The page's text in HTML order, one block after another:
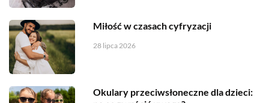
Miłość w czasach cyfryzacji
28 lipca 2026
Okulary przeciwsłoneczne dla dzieci: